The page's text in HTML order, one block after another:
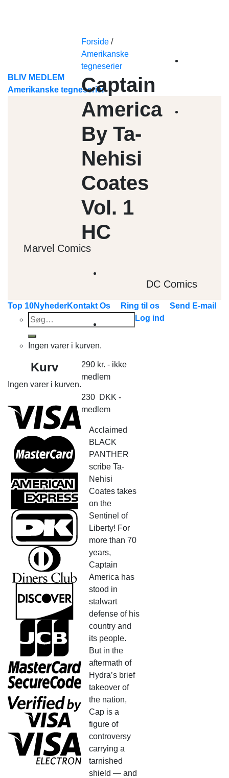
BLIV MEDLEM
Amerikanske tegneserier
Marvel Comics
DC Comics
Top 10NyhederKontakt Os Ring til os
Send E-mail
Søg
efter:
Log ind
Ingen varer i kurven.
Kurv
Ingen varer i kurven.
Forside /
Amerikanske
tegneserier
Captain
America
By Ta-
Nehisi
Coates
Vol. 1
HC
290 kr. - ikke
medlem
230 DKK -
medlem
Acclaimed
BLACK
PANTHER
scribe Ta-
Nehisi
Coates takes
on the
Sentinel of
Liberty! For
more than 70
years,
Captain
America has
stood in
stalwart
defense of his
country and
its people.
But in the
aftermath of
Hydra’s brief
takeover of
the nation,
Cap is a
figure of
controversy
carrying a
tarnished
shield — and